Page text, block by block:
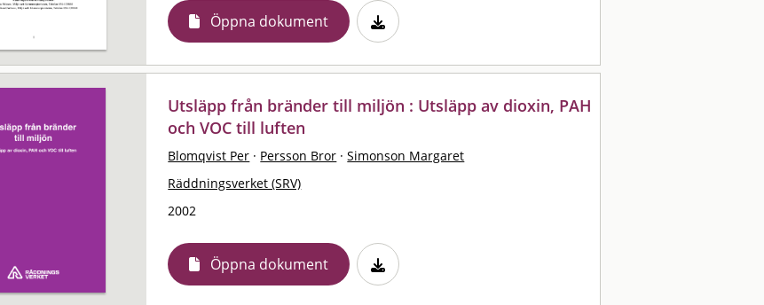
Öppna dokument
Utsläpp från bränder till miljön : Utsläpp av dioxin, PAH
och VOC till luften
Blomqvist Per · Persson Bror · Simonson Margaret
Räddningsverket (SRV)
2002
Öppna dokument